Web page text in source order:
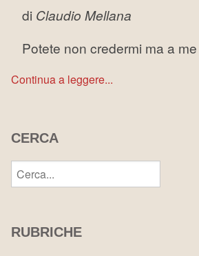
di Claudio Mellana
Potete non credermi ma a
Continua a leggere...
CERCA
RUBRICHE